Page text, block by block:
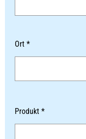
Ort *
Produkt *